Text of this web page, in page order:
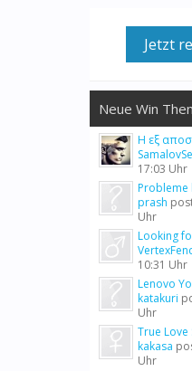
Jetzt
Neue Win
Η εξ
17:03 Uhr
prash
Uhr
Looking
10:31 Uhr
Lenovo
katakuri
Uhr
True Love
kakasa
Uhr